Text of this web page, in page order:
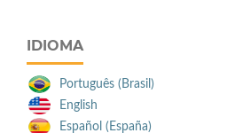
IDIOMA
Português (Brasil)
English
Español (España)